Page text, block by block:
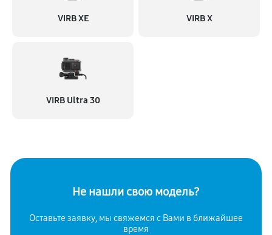
VIRB XE VIRB X
VIRB Ultra 30
Не нашли свою модель?
Оставьте заявку, мы свяжемся с Вами в ближайшее
время